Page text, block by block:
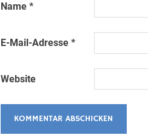
Name *
E-Mail-Adresse *
Website